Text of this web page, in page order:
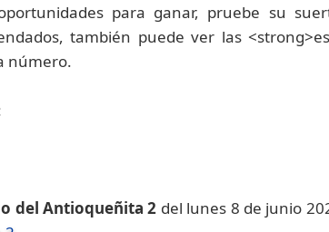
para ganar, pruebe su
también puede ver las
número.
del Antioqueñita 2 del lunes 8 de junio